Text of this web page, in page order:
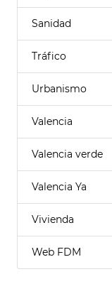
Sanidad
Tráfico
Urbanismo
Valencia
Valencia verde
Valencia Ya
Vivienda
Web FDM